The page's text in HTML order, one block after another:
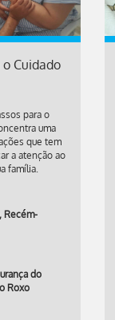
o Cuidado
para o
uma
que tem
a atenção ao
família.
, Recém-
do
Roxo